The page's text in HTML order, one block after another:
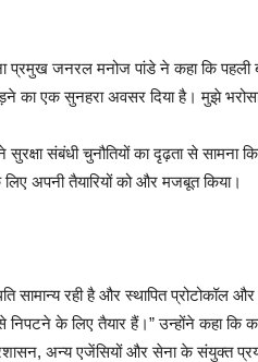
जनरल मनोज पांडे ने कहा कि पहली
का एक सुनहरा अवसर दिया है। मुझे
संबंधी चुनौतियों का दृढ़ता से
अपनी तैयारियों को और मजबूत किया।
स्थिति सामान्य रही है और स्थापित
निपटने के लिए तैयार हैं।” उन्होंने कहा
प्रशासन, अन्य एजेंसियों और सेना के संयुक्त